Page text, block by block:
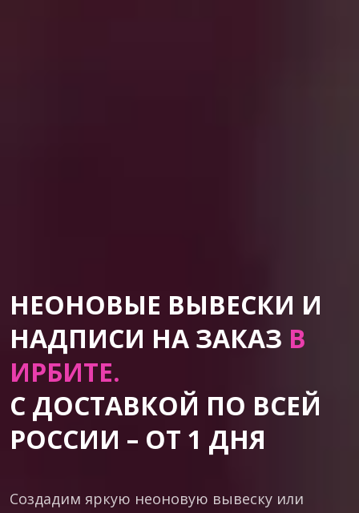
НЕОНОВЫЕ ВЫВЕСКИ И
НАДПИСИ НА ЗАКАЗ В
ИРБИТЕ.
С ДОСТАВКОЙ ПО ВСЕЙ
РОССИИ – ОТ 1 ДНЯ
Создадим яркую неоновую вывеску или